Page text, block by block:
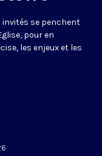
invités se penchent
pour en
les enjeux et les